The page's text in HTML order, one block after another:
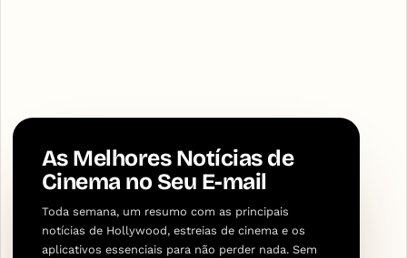
As Melhores Notícias de
Cinema no Seu E-mail
Toda semana, um resumo com as principais
notícias de Hollywood, estreias de cinema e os
aplicativos essenciais para não perder nada. Sem